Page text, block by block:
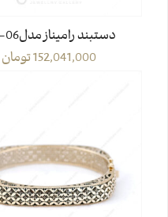
دستبند رامیناز مدل06-DR
152,041,000تومان